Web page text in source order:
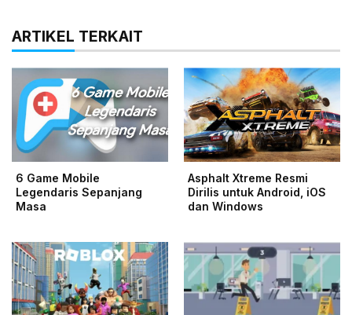
ARTIKEL TERKAIT
6 Game Mobile
Legendaris Sepanjang
Masa
Asphalt Xtreme Resmi
Dirilis untuk Android, iOS
dan Windows